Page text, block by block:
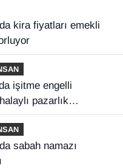
pazarlık